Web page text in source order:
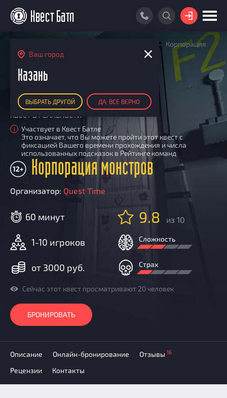
Ваш город
Казань
ВЫБРАТЬ ДРУГОЙ ДА, ВСЕ ВЕРНО
ВОЙТИ
РЕЙТИНГ КОМАНД
По количеству очков
По качеству игры
Список команд
ПОИСК КОМАНДЫ
КВЕСТ БАТЛ
О Квест Батле
Cashback
Как подсчитываются рейтинги
Новости
Добавить квест
КВЕСТ В ПОДАРОК
Корпорация
монстров
КВЕСТ В РЕАЛЬНОСТИ
i
Участвует в Квест Батле
Это означает, что Вы можете пройти этот квест с
фиксацией Вашего времени прохождения и числа
использованных подсказок в Рейтинге команд
Корпорация монстров
12+
Организатор: Quest Time
60 минут
1-10 игроков
от 3000 руб.
9.8 из 10
Сложность
Страх
Сейчас этот квест просматривают 20 человек
БРОНИРОВАТЬ
Описание Онлайн-бронирование Отзывы 16
Рецензии Контакты